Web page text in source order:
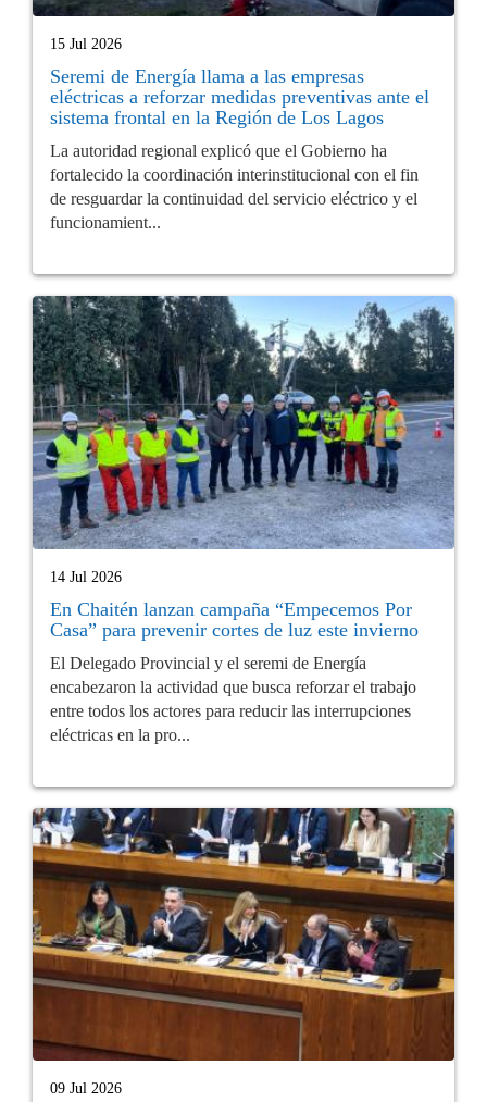
15 Jul 2026
Seremi de Energía llama a las empresas
eléctricas a reforzar medidas preventivas ante el
sistema frontal en la Región de Los Lagos
La autoridad regional explicó que el Gobierno ha
fortalecido la coordinación interinstitucional con el fin
de resguardar la continuidad del servicio eléctrico y el
funcionamient...
14 Jul 2026
En Chaitén lanzan campaña “Empecemos Por
Casa” para prevenir cortes de luz este invierno
El Delegado Provincial y el seremi de Energía
encabezaron la actividad que busca reforzar el trabajo
entre todos los actores para reducir las interrupciones
eléctricas en la pro...
09 Jul 2026